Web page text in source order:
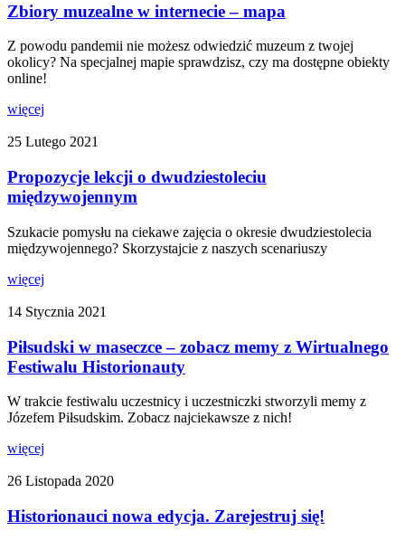
Zbiory muzealne w internecie – mapa
Z powodu pandemii nie możesz odwiedzić muzeum z twojej
okolicy? Na specjalnej mapie sprawdzisz, czy ma dostępne obiekty
online!
więcej
25 Lutego 2021
Propozycje lekcji o dwudziestoleciu
międzywojennym
Szukacie pomysłu na ciekawe zajęcia o okresie dwudziestolecia
międzywojennego? Skorzystajcie z naszych scenariuszy
więcej
14 Stycznia 2021
Piłsudski w maseczce – zobacz memy z Wirtualnego
Festiwalu Historionauty
W trakcie festiwalu uczestnicy i uczestniczki stworzyli memy z
Józefem Piłsudskim. Zobacz najciekawsze z nich!
więcej
26 Listopada 2020
Historionauci nowa edycja. Zarejestruj się!